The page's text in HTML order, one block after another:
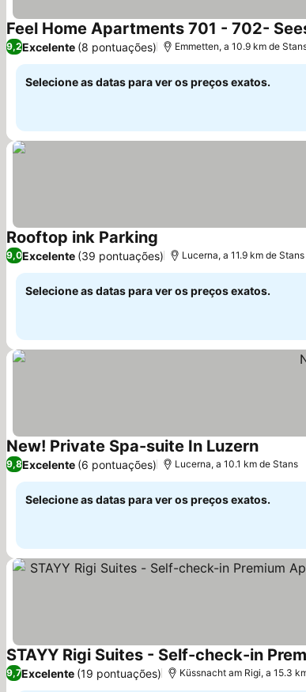
Feel Home Apartments 701 - 702-
9,2Excelente (8 pontuações) Emmetten, a 10.9 km de
Selecione as datas para ver os preços exatos.
Rooftop ink Parking Ver preços
9,0Excelente (39 pontuações) Lucerna, a 11.9 km de Stans
Selecione as datas para ver os preços exatos.
New! Private Spa-suite In LuzernVer
9,8Excelente (6 pontuações) Lucerna, a 10.1 km de Stans
Selecione as datas para ver os preços exatos.
Ver preços
9,7Excelente (19 pontuações) Küssnacht am Rigi, a 15.3